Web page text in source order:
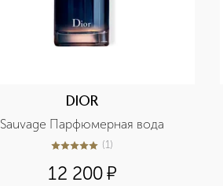
DIOR
Sauvage Парфюмерная вода
5из 51 (1)
12 200¤